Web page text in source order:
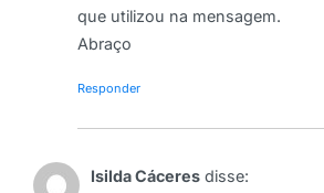
que utilizou na mensagem.
Abraço
Responder
Isilda Cáceres disse: